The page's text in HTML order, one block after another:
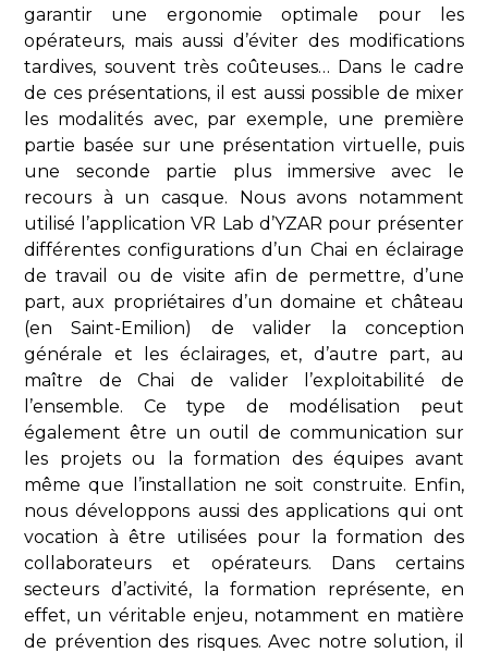
garantir une ergonomie optimale pour les
opérateurs, mais aussi d’éviter des modifications
tardives, souvent très coûteuses… Dans le cadre
de ces présentations, il est aussi possible de mixer
les modalités avec, par exemple, une première
partie basée sur une présentation virtuelle, puis
une seconde partie plus immersive avec le
recours à un casque. Nous avons notamment
utilisé l’application VR Lab d’YZAR pour présenter
différentes configurations d’un Chai en éclairage
de travail ou de visite afin de permettre, d’une
part, aux propriétaires d’un domaine et château
(en Saint-Emilion) de valider la conception
générale et les éclairages, et, d’autre part, au
maître de Chai de valider l’exploitabilité de
l’ensemble. Ce type de modélisation peut
également être un outil de communication sur
les projets ou la formation des équipes avant
même que l’installation ne soit construite. Enfin,
nous développons aussi des applications qui ont
vocation à être utilisées pour la formation des
collaborateurs et opérateurs. Dans certains
secteurs d’activité, la formation représente, en
effet, un véritable enjeu, notamment en matière
de prévention des risques. Avec notre solution, il